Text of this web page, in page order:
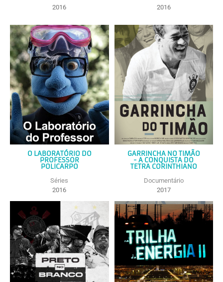
2016
2016
O LABORATÓRIO DO
PROFESSOR
POLICARPO
Séries
2016
GARRINCHA NO TIMÃO
- A CONQUISTA DO
TETRA CORINTHIANO
Documentário
2017